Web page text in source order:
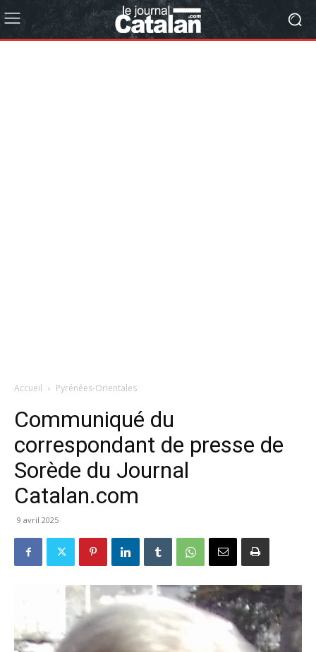
Accueil Pyrénées-Orientales
Communiqué du
correspondant de presse de
Sorède du Journal
Catalan.com
9 avril 2025